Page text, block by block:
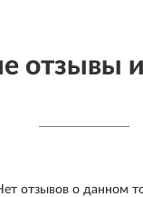
отзывы
отзывов о данном